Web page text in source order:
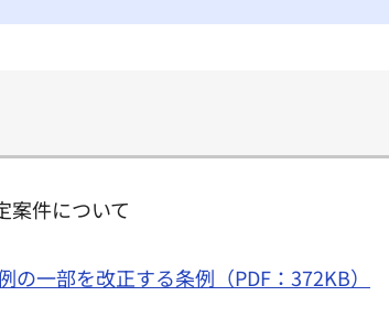
案件について
の一部を改正する条例（PDF：372KB）